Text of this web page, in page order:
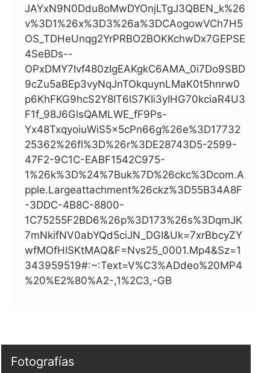
JAYxN9N0Ddu8oMwDYOnjLTgJ3QBEN_k%26
V%3D1%26x%3D3%26a%3DCAogowVCh7H5
OS_TDHeUnqg2YrPRBO2BOKKchwDx7GEPSE
4SeBDs--
OPxDMY7Ivf480zIgEAKgkC6AMA_0i7Do9SBD
9cZu5aBEp3vyNqJnTOkquynLMaK0t5hnrw0
P6KhFKG9hcS2Y8IT6lS7KIi3yIHG70kciaR4U3
F1f_98J6GlsQAMLWE_fF9Ps-
Yx48TxqyoiuWiS5x5cPn66g%26e%3D17732
25362%26fl%3D%26r%3DE28743D5-2599-
47F2-9C1C-EABF1542C975-
1%26k%3D%24%7Buk%7D%26ckc%3Dcom.a
Pple.largeattachment%26ckz%3D55B34A8F
-3DDC-4B8C-8800-
1C75255F2BD6%26p%3D173%26s%3DqmJK
7mNkifNV0abYQd5ciJN_DGI&uk=7xrBbcyZY
WfMOfHlSKtMAQ&f=nvs25_0001.mp4&sz=1
343959519#:~:text=V%C3%ADdeo%20MP4
%20%E2%80%A2-,1%2C3,-GB
Fotografías